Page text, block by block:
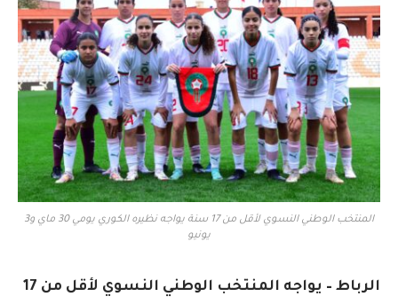
المنتخب الوطني النسوي لأقل من 17 سنة يواجه نظيره الكوري يومي 30 ماي و3
يونيو
الرباط – يواجه المنتخب الوطني النسوي لأقل من 17